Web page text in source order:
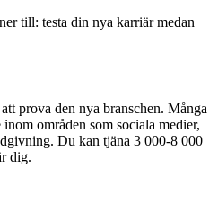
till: testa din nya karriär medan
prova den nya branschen. Många
områden som sociala medier,
Du kan tjäna 3 000-8 000
dig.